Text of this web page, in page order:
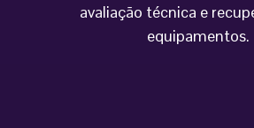
avaliação técnica e
equipamentos.